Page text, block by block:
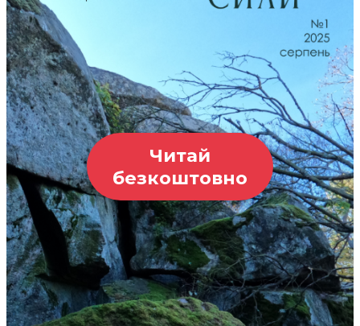
Читай
безкоштовно